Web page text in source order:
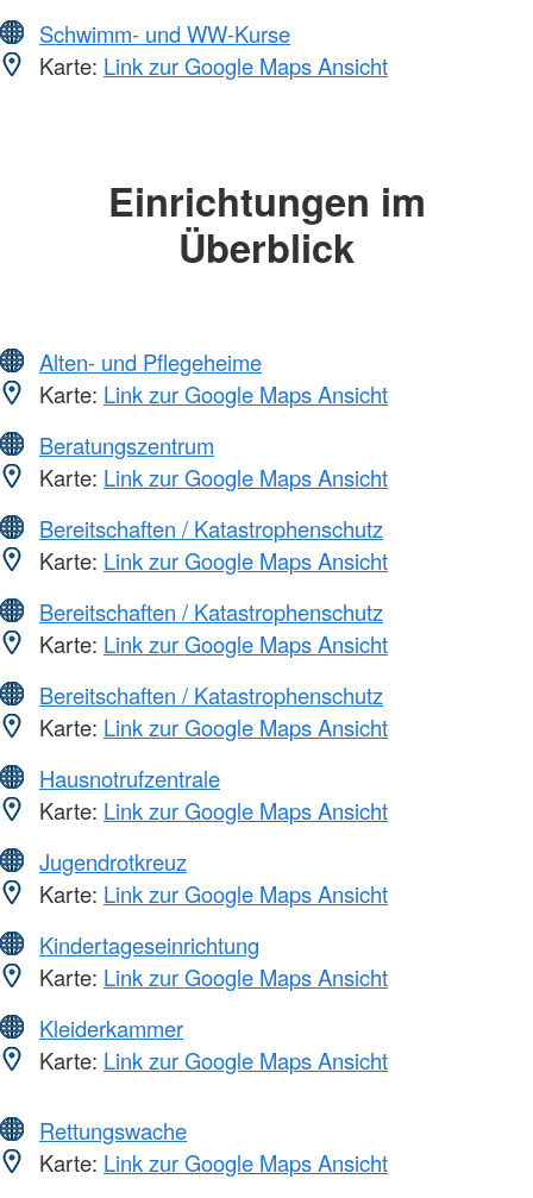
Schwimm- und WW-Kurse
Karte: Link zur Google Maps Ansicht
Einrichtungen im
Überblick
Alten- und Pflegeheime
Karte: Link zur Google Maps Ansicht
Beratungszentrum
Karte: Link zur Google Maps Ansicht
Bereitschaften / Katastrophenschutz
Karte: Link zur Google Maps Ansicht
Bereitschaften / Katastrophenschutz
Karte: Link zur Google Maps Ansicht
Bereitschaften / Katastrophenschutz
Karte: Link zur Google Maps Ansicht
Hausnotrufzentrale
Karte: Link zur Google Maps Ansicht
Jugendrotkreuz
Karte: Link zur Google Maps Ansicht
Kindertageseinrichtung
Karte: Link zur Google Maps Ansicht
Kleiderkammer
Karte: Link zur Google Maps Ansicht
Rettungswache
Karte: Link zur Google Maps Ansicht